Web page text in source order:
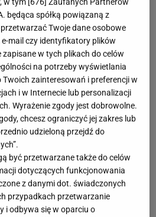
w tym [676] Zaufanych Partnerów
będąca spółką powiązaną z
Twoje dane osobowe
e-mail czy identyfikatory plików
w tych plikach do celów
na potrzeby wyświetlania
zainteresowań i preferencji w
i w Internecie lub personalizacji
Wyrażenie zgody jest dobrowolne.
chcesz ograniczyć jej zakres lub
udzieloną przejdź do
być przetwarzane także do celów
dotyczących funkcjonowania
z danymi dot. świadczonych
przypadkach przetwarzanie
i odbywa się w oparciu o